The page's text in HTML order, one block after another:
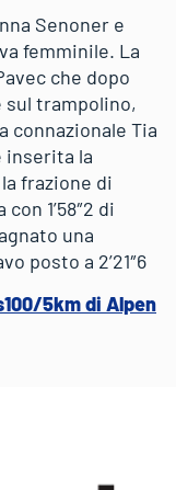
Senoner e
femminile. La
che dopo
trampolino,
connazionale Tia
inserita la
frazione di
1’58″2 di
una
posto a 2’21″6
5km di Alpen